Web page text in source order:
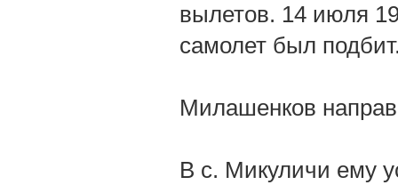
вылетов. 14 июля
самолет был
Милашенков
В с. Микуличи ему